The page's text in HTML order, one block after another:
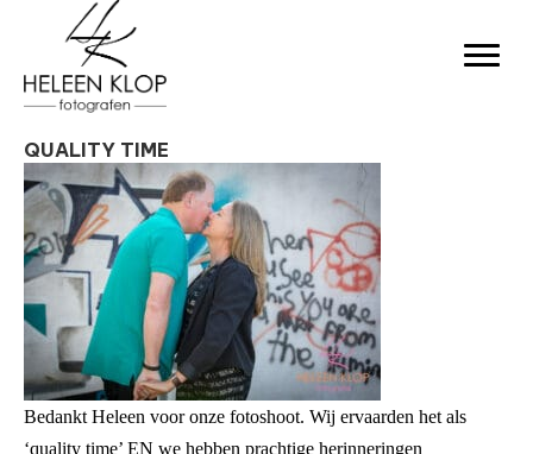
QUALITY TIME
Bedankt Heleen voor onze fotoshoot. Wij ervaarden het als
‘quality time’ EN we hebben prachtige herinneringen